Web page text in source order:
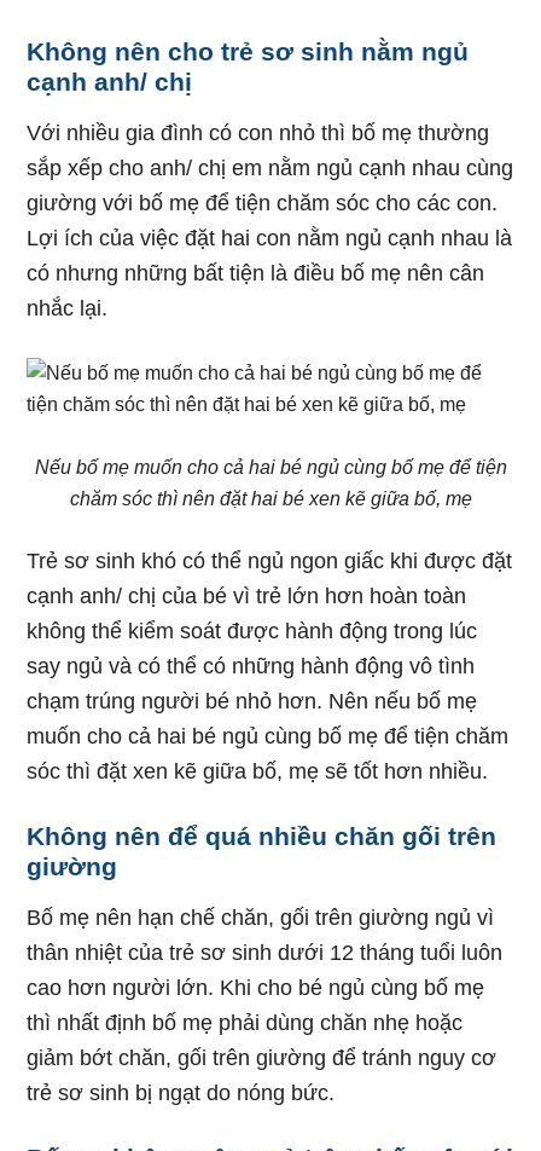
Không nên cho trẻ sơ sinh nằm ngủ
cạnh anh/ chị
Với nhiều gia đình có con nhỏ thì bố mẹ thường
sắp xếp cho anh/ chị em nằm ngủ cạnh nhau cùng
giường với bố mẹ để tiện chăm sóc cho các con.
Lợi ích của việc đặt hai con nằm ngủ cạnh nhau là
có nhưng những bất tiện là điều bố mẹ nên cân
nhắc lại.
Nếu bố mẹ muốn cho cả hai bé ngủ cùng bố mẹ để tiện
chăm sóc thì nên đặt hai bé xen kẽ giữa bố, mẹ
Trẻ sơ sinh khó có thể ngủ ngon giấc khi được đặt
cạnh anh/ chị của bé vì trẻ lớn hơn hoàn toàn
không thể kiểm soát được hành động trong lúc
say ngủ và có thể có những hành động vô tình
chạm trúng người bé nhỏ hơn. Nên nếu bố mẹ
muốn cho cả hai bé ngủ cùng bố mẹ để tiện chăm
sóc thì đặt xen kẽ giữa bố, mẹ sẽ tốt hơn nhiều.
Không nên để quá nhiều chăn gối trên
giường
Bố mẹ nên hạn chế chăn, gối trên giường ngủ vì
thân nhiệt của trẻ sơ sinh dưới 12 tháng tuổi luôn
cao hơn người lớn. Khi cho bé ngủ cùng bố mẹ
thì nhất định bố mẹ phải dùng chăn nhẹ hoặc
giảm bớt chăn, gối trên giường để tránh nguy cơ
trẻ sơ sinh bị ngạt do nóng bức.